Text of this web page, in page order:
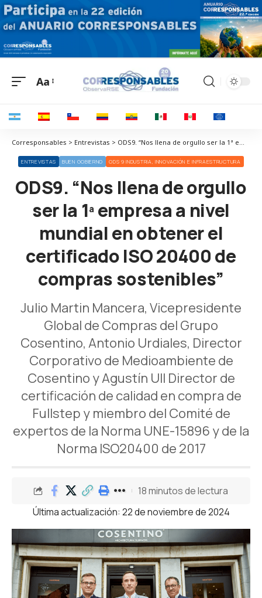
Aa
Corresponsables > Entrevistas > ODS9. “Nos llena de orgullo ser la 1ª empresa a nivel mundial en obtener el certificado ISO 20400 de compras sostenibles”
ENTREVISTAS BUEN GOBIERNO ODS 9 INDUSTRIA, INNOVACIÓN E INFRAESTRUCTURA
ODS9. “Nos llena de orgullo
ser la 1ª empresa a nivel
mundial en obtener el
certificado ISO 20400 de
compras sostenibles”
Julio Martin Mancera, Vicepresidente
Global de Compras del Grupo
Cosentino, Antonio Urdiales, Director
Corporativo de Medioambiente de
Cosentino y Agustín Ull Director de
certificación de calidad en compra de
Fullstep y miembro del Comité de
expertos de la Norma UNE-15896 y de la
Norma ISO20400 de 2017
Última actualización: 22 de noviembre de 2024
18 minutos de lectura